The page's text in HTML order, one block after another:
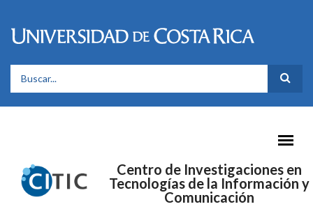
FORMULARIO DE BÚSQUEDA
Centro de Investigaciones en
Tecnologías de la Información y
Comunicación